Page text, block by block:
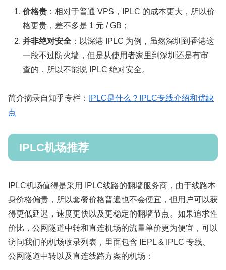
价格贵 ：相对于普通 VPS，IPLC 的成本更大，所以价
格更贵，差不多是 1 元 / GB；
并非绝对安全 ：以深港 IPLC 为例，虽然深圳到香港这
一段不过防火墙，但是从使用者家里到深圳还是有审
查的，所以不能说 IPLC 绝对安全。
简介摘录自知乎专栏：
IPLC是什么？IPLC专线介绍和优缺
点
IPLC机场推荐
IPLC机场值得是采用 IPLC线路的翻墙服务商，由于线路本
身价格偏贵，所以套餐价格普遍也不会便宜，但用户可以获
得更低延迟，速度更快以及更稳定的翻墙节点。如果追求性
价比，公网隧道中转和直连机场的流量单价更为便宜，可以
访问我们的机场收录列表，里面包含 IEPL & IPLC 专线、
公网隧道中转以及直连线路方案的机场：